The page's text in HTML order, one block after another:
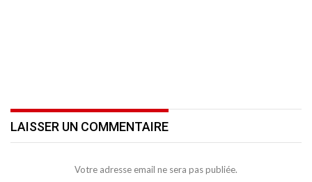
LAISSER UN COMMENTAIRE
Votre adresse email ne sera pas publiée.